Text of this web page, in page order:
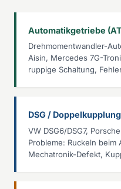
Automatikgetriebe
Drehmomentwandler-
Aisin, Mercedes 7G-
ruppige Schaltung,
DSG /
VW DSG6/DSG7,
Probleme: Ruckeln
Mechatronik-Defekt,